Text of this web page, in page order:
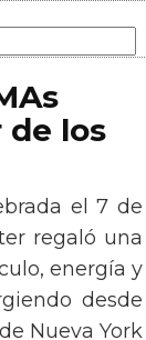
los
el 7 de
regaló una
energía y
desde